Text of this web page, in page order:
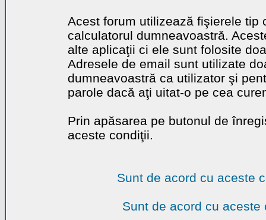
Acest forum utilizează fişierele tip
calculatorul dumneavoastră.
alte aplicaţii ci ele sunt folosite
Adresele de email sunt utilizate
dumneavoastră ca utilizator şi
parole dacă aţi uitat-o pe cea
Prin apăsarea pe butonul de
aceste condiţii.
Sunt de acord cu aceste
Sunt de acord cu